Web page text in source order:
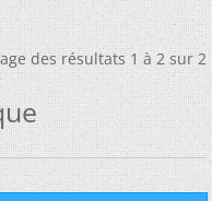
des résultats 1 à 2 sur 2